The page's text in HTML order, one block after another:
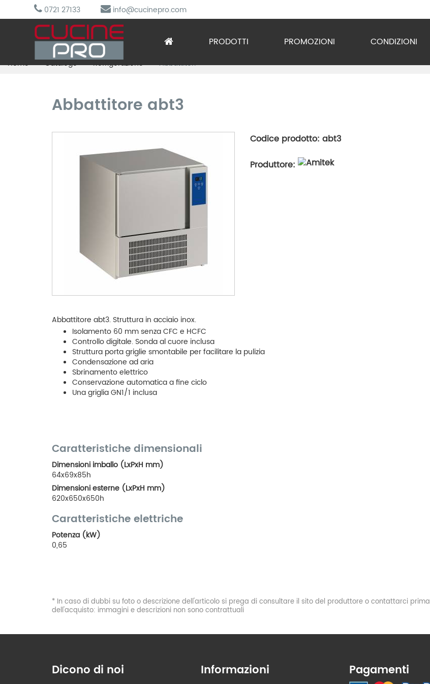
0721 27133 info@cucinepro.com
PRODOTTI
Arredo Inox
Preparazione
Refrigerazione
PROMOZIONI CONDIZIONI
Home Catalogo Refrigerazione Abbattitori
Abbattitore abt3
Codice prodotto: abt3
Produttore:
Abbattitore abt3. Struttura in acciaio inox.
Isolamento 60 mm senza CFC e HCFC
Controllo digitale. Sonda al cuore inclusa
Struttura porta griglie smontabile per facilitare la pulizia
Condensazione ad aria
Sbrinamento elettrico
Conservazione automatica a fine ciclo
Una griglia GN1/1 inclusa
Caratteristiche dimensionali
Dimensioni imballo (LxPxH mm)
64x69x85h
Dimensioni esterne (LxPxH mm)
620x650x650h
Caratteristiche elettriche
Potenza (kW)
0,65
* In caso di dubbi su foto o descrizione dell'articolo si prega di consultare il sito del produttore o contattarci prima
dell'acquisto: immagini e descrizioni non sono contrattuali
Dicono di noi Informazioni Pagamenti